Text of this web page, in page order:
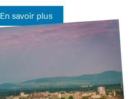
En savoir plus